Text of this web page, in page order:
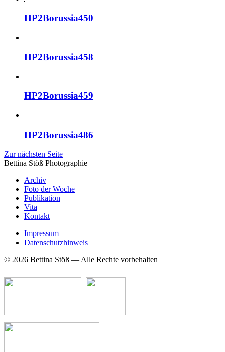
HP2Borussia450
HP2Borussia458
HP2Borussia459
HP2Borussia486
Zur nächsten Seite
Bettina Stöß Photographie
Archiv
Foto der Woche
Publikation
Vita
Kontakt
Impressum
Datenschutzhinweis
© 2026 Bettina Stöß — Alle Rechte vorbehalten